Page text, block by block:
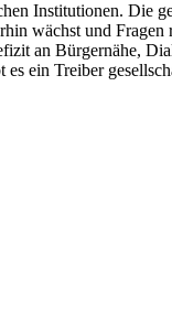
Institutionen. Die
wächst und
an Bürgernähe,
ein Treiber